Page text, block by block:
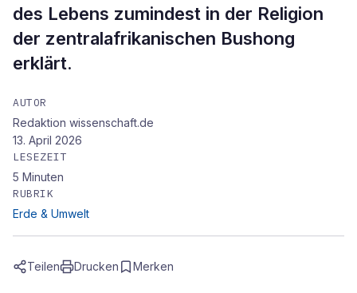
des Lebens zumindest in der Religion
der zentralafrikanischen Bushong
erklärt.
AUTOR
Redaktion wissenschaft.de
13. April 2026
LESEZEIT
5 Minuten
RUBRIK
Erde & Umwelt
Teilen Drucken Merken